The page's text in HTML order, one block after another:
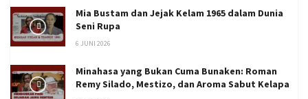
Mia Bustam dan Jejak Kelam 1965 dalam Dunia
Seni Rupa
6 JUNI 2026
Minahasa yang Bukan Cuma Bunaken: Roman
Remy Silado, Mestizo, dan Aroma Sabut Kelapa